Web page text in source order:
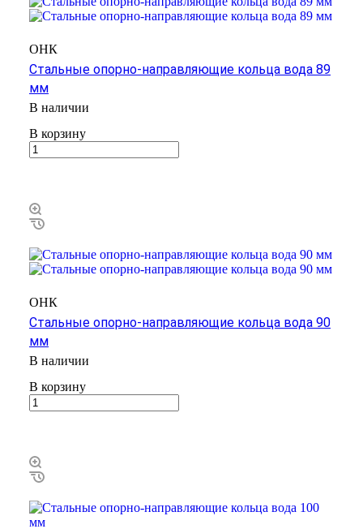
ОНК
Стальные опорно-направляющие кольца вода 89
мм
В наличии
В корзину
ОНК
Стальные опорно-направляющие кольца вода 90
мм
В наличии
В корзину